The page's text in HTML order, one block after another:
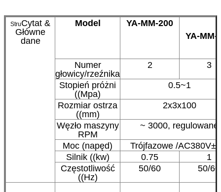
StruCytat &
Główne
dane
Model
YA-MM-200
YA-MM-
Numer
głowicy/rzeźnika
2 3
Stopień próżni
((Mpa)
0.5~1
Rozmiar ostrza
((mm)
2x3x100
Węzło maszyny
RPM
~ 3000, regulowane
Moc (napęd)
Trójfazowe /
Silnik ((kw)
0.75
1
Częstotliwość
((Hz)
50/60 50/60